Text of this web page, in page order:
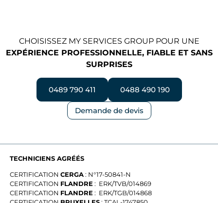
CHOISISSEZ MY SERVICES GROUP POUR UNE
EXPÉRIENCE PROFESSIONNELLE, FIABLE ET SANS
SURPRISES
0489 790 411 0488 490 190
Demande de devis
TECHNICIENS AGRÉÉS
CERTIFICATION CERGA: N°17-50841-N
CERTIFICATION FLANDRE : ERK/TVB/014869
CERTIFICATION FLANDRE : ERK/TGB/014868